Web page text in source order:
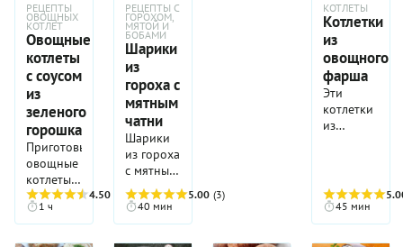
РЕЦЕПТЫ
ОВОЩНЫХ
КОТЛЕТ
Овощные
котлеты
с соусом
из
зеленого
горошка
Приготовьте
овощные
котлеты с
соусом из
зеленого
горошка
4.50
(4)
1 ч
РЕЦЕПТЫ С
ГОРОХОМ,
МЯТОЙ И
БОБАМИ
Шарики
из
гороха с
мятным
чатни
Шарики
из гороха
с мятным
чатни —
это
5.00 (3)
40 мин
КОТЛЕТЫ
Котлетки
из
овощного
фарша
Эти
котлетки
из
абсолютно
всем — от
детей и
бабушек-
45 мин